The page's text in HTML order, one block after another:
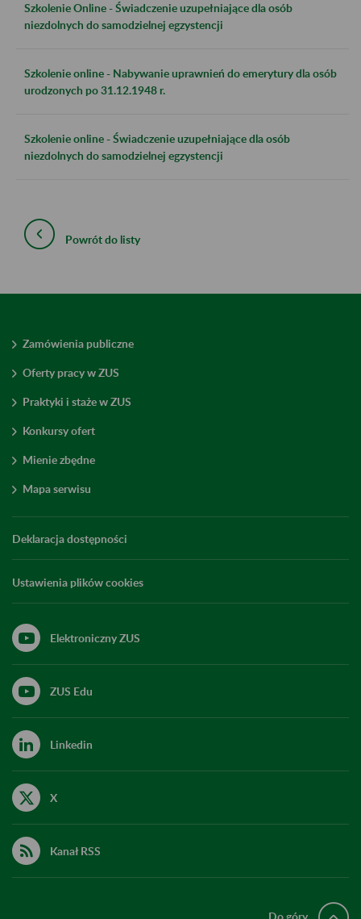
Szkolenie Online - Świadczenie uzupełniające dla osób
niezdolnych do samodzielnej egzystencji
Szkolenie online - Nabywanie uprawnień do emerytury dla osób
urodzonych po 31.12.1948 r.
Szkolenie online - Świadczenie uzupełniające dla osób
niezdolnych do samodzielnej egzystencji
Powrót do listy
Zamówienia publiczne
Oferty pracy w ZUS
Praktyki i staże w ZUS
Konkursy ofert
Mienie zbędne
Mapa serwisu
Deklaracja dostępności
Ustawienia plików cookies
Elektroniczny ZUS
ZUS Edu
Linkedin
X
Kanał RSS